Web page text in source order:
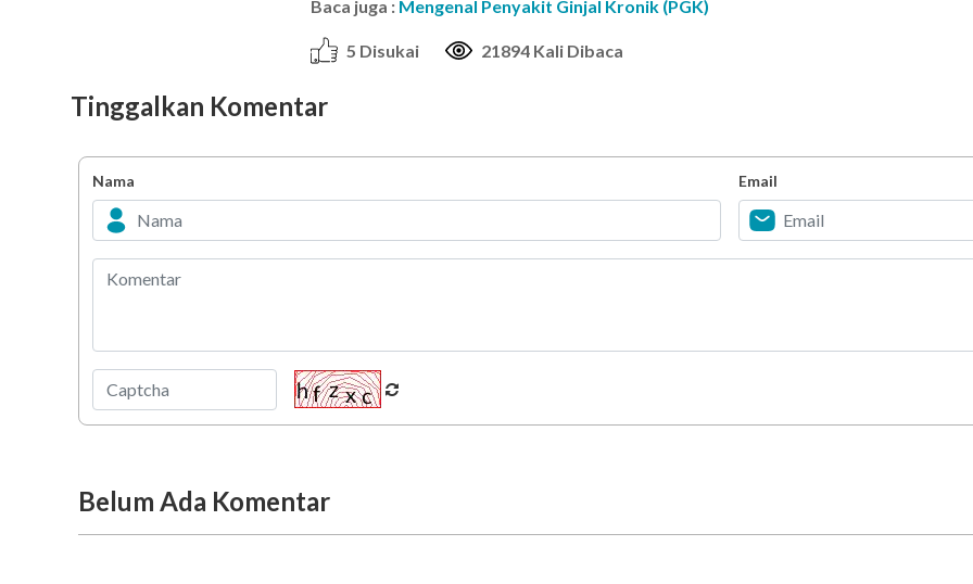
Baca juga : Mengenal Penyakit Ginjal Kronik (PGK)
5 Disukai 21894 Kali Dibaca
Tinggalkan Komentar
Nama Email
Belum Ada Komentar